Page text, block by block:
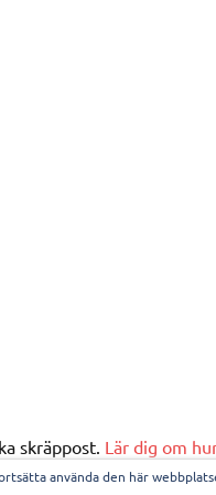
skräppost. Lär dig om
använda den här